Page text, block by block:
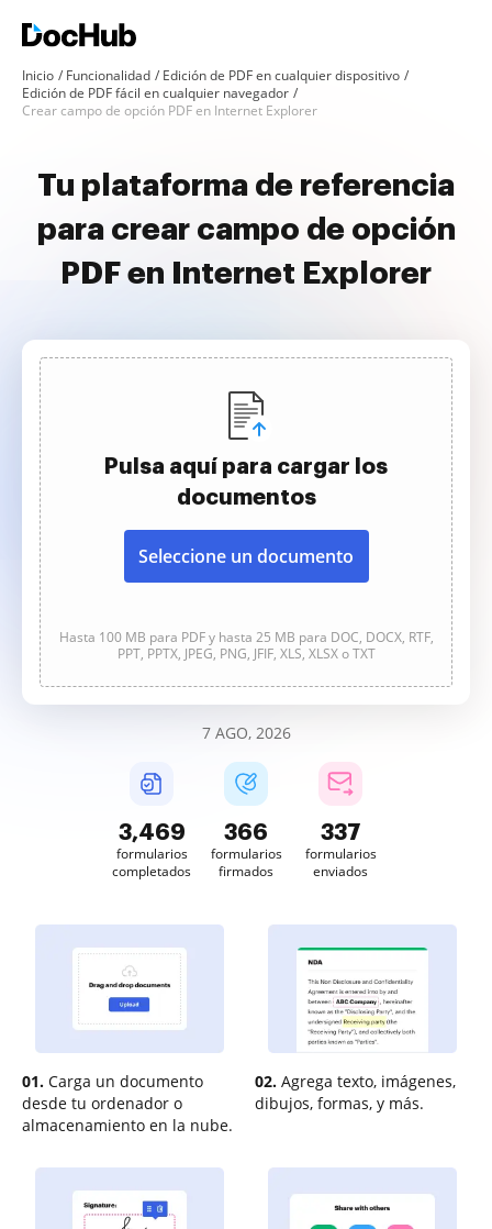
Inicio Funcionalidad
Edición de PDF en cualquier dispositivo
Edición de PDF fácil en cualquier navegador
Crear campo de opción PDF en Internet Explorer
Tu plataforma de referencia
para crear campo de opción
PDF en Internet Explorer
Pulsa aquí para cargar los
documentos
Seleccione un documento
Hasta 100 MB para PDF y hasta 25 MB para DOC, DOCX, RTF,
PPT, PPTX, JPEG, PNG, JFIF, XLS, XLSX o TXT
7 AGO, 2026
3,470
formularios
completados
366
formularios
firmados
337
formularios
enviados
01. Carga un documento
desde tu ordenador o
almacenamiento en la nube.
02. Agrega texto, imágenes,
dibujos, formas, y más.